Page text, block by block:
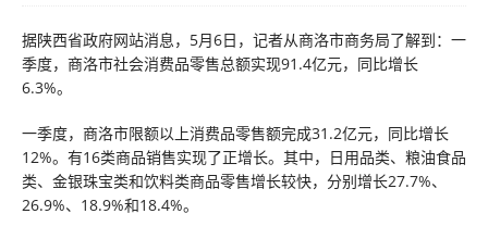
据陕西省政府网站消息，5月6日，记者从商洛市商务局了解到：一
季度，商洛市社会消费品零售总额实现91.4亿元，同比增长
6.3%。
一季度，商洛市限额以上消费品零售额完成31.2亿元，同比增长
12%。有16类商品销售实现了正增长。其中，日用品类、粮油食品
类、金银珠宝类和饮料类商品零售增长较快，分别增长27.7%、
26.9%、18.9%和18.4%。